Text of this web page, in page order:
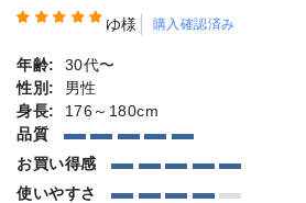
ゆ様 購入確認済み
年齢:
30代〜
性別:
男性
身長:
176～180cm
品質
お買い得感
使いやすさ